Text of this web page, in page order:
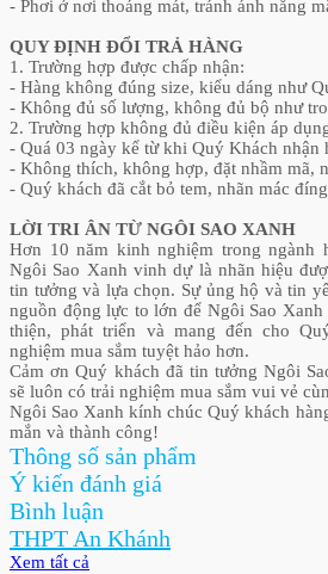
- Phơi ở nơi thoáng mát, tránh ánh nắng
QUY ĐỊNH ĐỔI TRẢ HÀNG
1. Trường hợp được chấp nhận:
- Hàng không đúng size, kiểu dáng như
- Không đủ số lượng, không đủ bộ như
2. Trường hợp không đủ điều kiện áp
- Quá 03 ngày kể từ khi Quý Khách nhận
- Không thích, không hợp, đặt nhầm mã,
- Quý khách đã cắt bỏ tem, nhãn mác
LỜI TRI ÂN TỪ NGÔI SAO XANH
Hơn 10 năm kinh nghiệm trong ngành
Ngôi Sao Xanh vinh dự là nhãn hiệu
tin tưởng và lựa chọn. Sự ủng hộ và tin
nguồn động lực to lớn để Ngôi Sao Xanh
thiện, phát triển và mang đến cho
nghiệm mua sắm tuyệt hảo hơn.
Cảm ơn Quý khách đã tin tưởng Ngôi
sẽ luôn có trải nghiệm mua sắm vui vẻ
Ngôi Sao Xanh kính chúc Quý khách
mắn và thành công!
Thông số sản phẩm
Ý kiến đánh giá
Bình luận
THPT An Khánh
Xem tất cả